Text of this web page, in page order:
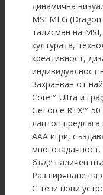
динамична
MSI MLG
талисман на
културата,
креативност,
индивидуалност
Захранван от
Core™ Ultra и
GeForce RTX™
лаптоп
AAA игри,
бъде наличен
Разширяване на
С тези нови